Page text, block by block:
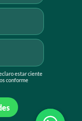
estar ciente
conforme